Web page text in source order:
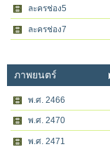
ละครช่อง5
ละครช่อง7
ภาพยนตร์
พ.ศ. 2466
พ.ศ. 2470
พ.ศ. 2471